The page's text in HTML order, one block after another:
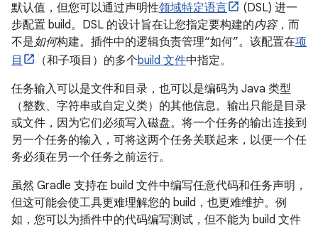
默认值，但您可以通过声明性领域特定语言
(DSL) 进一
步配置 build。DSL 的设计旨在让您指定要构建的内容，而
不是如何构建。插件中的逻辑负责管理“如何”。该配置在项
目
（和子项目）的多个build 文件中指定。
任务输入可以是文件和目录，也可以是编码为 Java 类型
（整数、字符串或自定义类）的其他信息。输出只能是目录
或文件，因为它们必须写入磁盘。将一个任务的输出连接到
另一个任务的输入，可将这两个任务关联起来，以便一个任
务必须在另一个任务之前运行。
虽然 Gradle 支持在 build 文件中编写任意代码和任务声明，
但这可能会使工具更难理解您的 build，也更难维护。例
如，您可以为插件中的代码编写测试，但不能为 build 文件